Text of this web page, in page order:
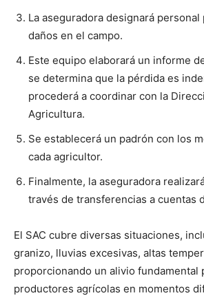
La aseguradora designará personal
daños en el campo.
Este equipo elaborará un informe
se determina que la pérdida es
procederá a coordinar con la
Agricultura.
Se establecerá un padrón con los
cada agricultor.
Finalmente, la aseguradora
través de transferencias a cuentas
El SAC cubre diversas situaciones,
granizo, lluvias excesivas, altas
proporcionando un alivio fundamental
productores agrícolas en momentos